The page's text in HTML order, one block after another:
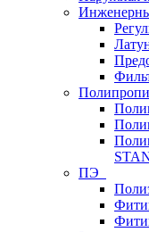
ПЭ